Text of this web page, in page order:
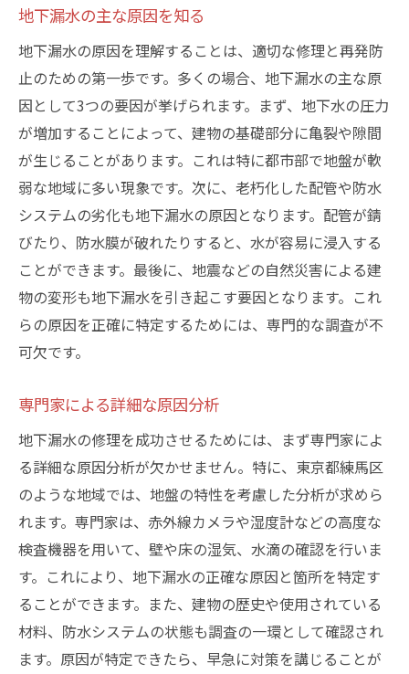
地下漏水の主な原因を知る
地下漏水の原因を理解することは、適切な修理と再発防
止のための第一歩です。多くの場合、地下漏水の主な原
因として3つの要因が挙げられます。まず、地下水の圧力
が増加することによって、建物の基礎部分に亀裂や隙間
が生じることがあります。これは特に都市部で地盤が軟
弱な地域に多い現象です。次に、老朽化した配管や防水
システムの劣化も地下漏水の原因となります。配管が錆
びたり、防水膜が破れたりすると、水が容易に浸入する
ことができます。最後に、地震などの自然災害による建
物の変形も地下漏水を引き起こす要因となります。これ
らの原因を正確に特定するためには、専門的な調査が不
可欠です。
専門家による詳細な原因分析
地下漏水の修理を成功させるためには、まず専門家によ
る詳細な原因分析が欠かせません。特に、東京都練馬区
のような地域では、地盤の特性を考慮した分析が求めら
れます。専門家は、赤外線カメラや湿度計などの高度な
検査機器を用いて、壁や床の湿気、水滴の確認を行いま
す。これにより、地下漏水の正確な原因と箇所を特定す
ることができます。また、建物の歴史や使用されている
材料、防水システムの状態も調査の一環として確認され
ます。原因が特定できたら、早急に対策を講じることが